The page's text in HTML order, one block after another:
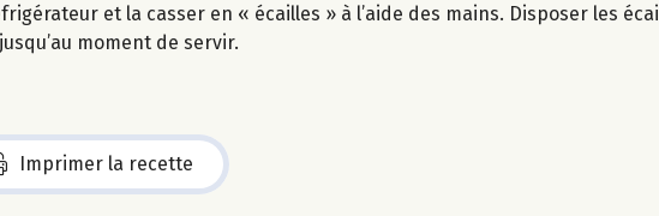
et la casser en « écailles » à l’aide des mains. Disposer les
moment de servir.
Imprimer la recette